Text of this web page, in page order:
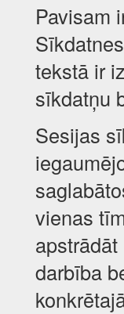
Pavisam
tekstā ir
sīkdatņu
Sesijas
vienas
darbība